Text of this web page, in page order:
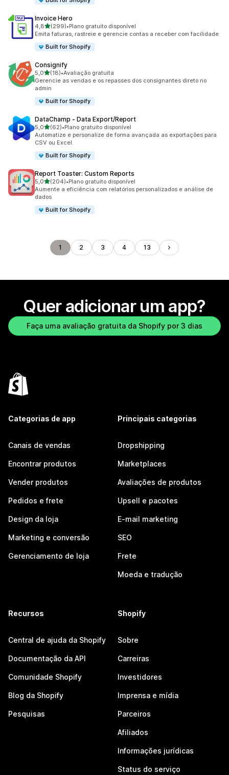
Invoice Hero
4,8de 5 estrelas
(299)
299 avaliações ao todo
•Plano gratuito disponível
Emita faturas, rastreie e gerencie contas a receber com facilidade
Built for Shopify
Consignify
5,0de 5 estrelas
(18)
18 avaliações ao todo
•Avaliação gratuita
Gerencie as vendas e os repasses dos consignantes direto no
admin
Built for Shopify
DataChamp ‑ Data Export/Report
5,0de 5 estrelas
(62)
62 avaliações ao todo
•Plano gratuito disponível
Automatize e personalize de forma avançada as exportações para
CSV ou Excel.
Built for Shopify
Report Toaster: Custom Reports
5,0de 5 estrelas
(204)
204 avaliações ao todo
•Plano gratuito disponível
Aumente a eficiência com relatórios personalizados e análise de
dados
Built for Shopify
1 2 3 4 13
Quer adicionar um app?
Faça uma avaliação gratuita da Shopify por 3 dias
Categorias de app
Canais de vendas
Encontrar produtos
Vender produtos
Pedidos e frete
Design da loja
Marketing e conversão
Gerenciamento de loja
Principais categorias
Dropshipping
Marketplaces
Avaliações de produtos
Upsell e pacotes
E-mail marketing
SEO
Frete
Moeda e tradução
Recursos
Central de ajuda da Shopify
Documentação da API
Comunidade Shopify
Blog da Shopify
Pesquisas
Shopify
Sobre
Carreiras
Investidores
Imprensa e mídia
Parceiros
Afiliados
Informações jurídicas
Status do serviço